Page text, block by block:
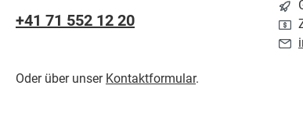
+41 71 552 12 20
Oder über unser Kontaktformular.